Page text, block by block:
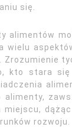
się.
alimentów
wielu
Zrozumienie
kto stara
alimenty,
rozwoju.